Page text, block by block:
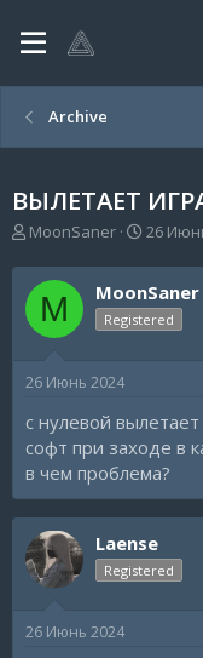
Archive
ВЫЛЕТАЕТ
А
т
о
р
т
м
MoonSaner
Д
т
а
н
а
26
M MoonSaner
Registered
26 Июнь 2024
с нулевой
софт при заходе в
в чем проблема?
Laense
Registered
26 Июнь 2024